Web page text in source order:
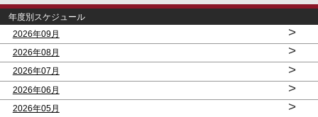
年度別スケジュール
2026年09月
>
2026年08月 >
2026年07月 >
2026年06月 >
2026年05月 >